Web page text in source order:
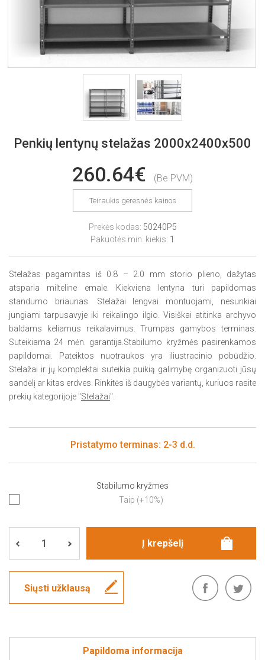
Penkių lentynų stelažas 2000x2400x500
260.64€ (Be PVM)
Teiraukis geresnės kainos
Prekės kodas: 50240P5
Pakuotės min. kiekis: 1
Stelažas pagamintas iš 0.8 – 2.0 mm storio plieno, dažytas
atsparia milteline emale. Kiekviena lentyna turi papildomas
standumo briaunas. Stelažai lengvai montuojami, nesunkiai
jungiami tarpusavyje iki reikalingo ilgio. Visiškai atitinka archyvo
baldams keliamus reikalavimus. Trumpas gamybos terminas.
Suteikiama 24 mėn. garantija.Stabilumo kryžmės pasirenkamos
papildomai. Pateiktos nuotraukos yra iliustracinio pobūdžio.
Stelažai ir jų komplektai suteikia puikią galimybę organizuoti jūsų
sandėlį ar kitas erdves. Rinkitės iš daugybės variantų, kuriuos rasite
prekių kategorijoje "Stelažai".
Pristatymo terminas: 2-3 d.d.
Stabilumo kryžmės
Taip (+10%)
Siųsti užklausą
Papildoma informacija